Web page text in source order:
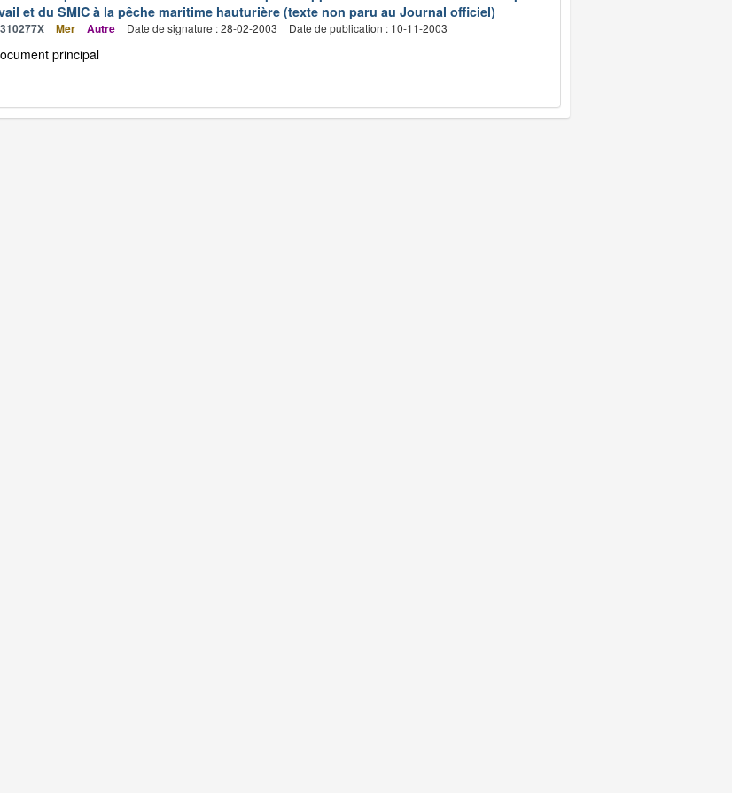
et du SMIC à la pêche maritime hauturière (texte non paru au Journal officiel)
Mer Autre Date de signature : 28-02-2003 Date de publication : 10-11-2003
principal